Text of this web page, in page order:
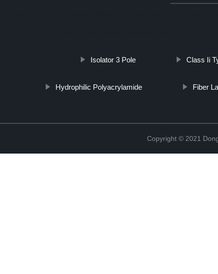
Isolator 3 Pole Class Ii
Hydrophilic Polyacrylamide Fiber
Copyright © 2021